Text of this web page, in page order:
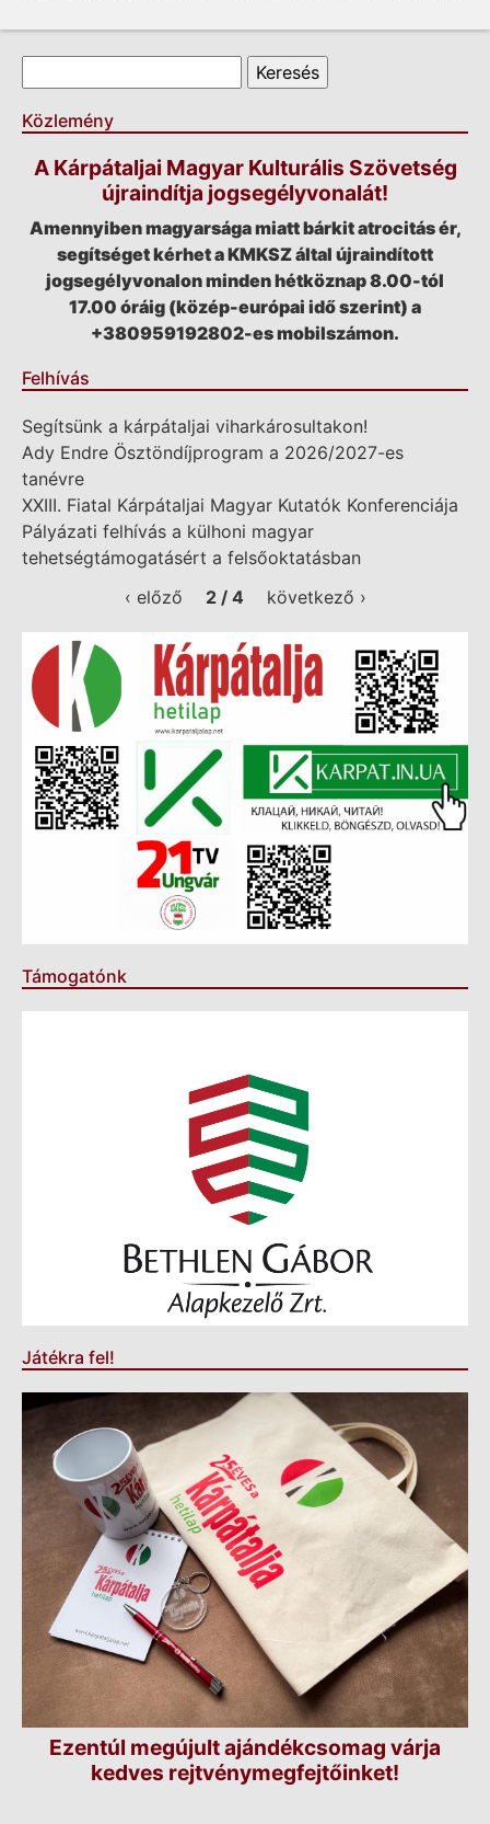
Keresés űrlap
Közlemény
A Kárpátaljai Magyar Kulturális Szövetség
újraindítja jogsegélyvonalát!
Amennyiben magyarsága miatt bárkit atrocitás ér,
segítséget kérhet a KMKSZ által újraindított
jogsegélyvonalon minden hétköznap 8.00-tól
17.00 óráig (közép-európai idő szerint) a
+380959192802-es mobilszámon.
Felhívás
Segítsünk a kárpátaljai viharkárosultakon!
Ady Endre Ösztöndíjprogram a 2026/2027-es
tanévre
XXIII. Fiatal Kárpátaljai Magyar Kutatók Konferenciája
Pályázati felhívás a külhoni magyar
tehetségtámogatásért a felsőoktatásban
‹ előző
2 / 4 következő ›
Támogatónk
Játékra fel!
Ezentúl megújult ajándékcsomag várja
kedves rejtvénymegfejtőinket!